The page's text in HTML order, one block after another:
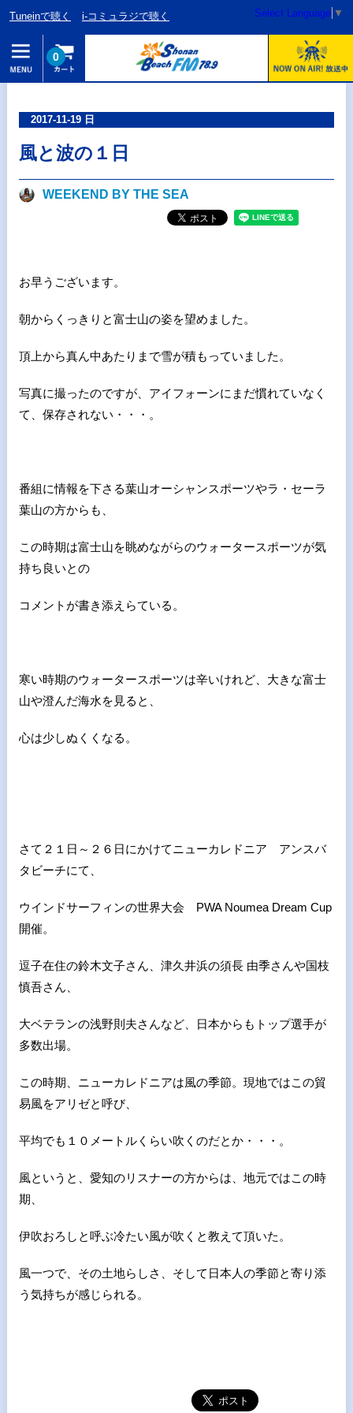
Tuneinで聴く i-コミュラジで聴く Select Language ▼
0
2017-11-19 日
風と波の１日
WEEKEND BY THE SEA
お早うございます。
朝からくっきりと富士山の姿を望めました。
頂上から真ん中あたりまで雪が積もっていました。
写真に撮ったのですが、アイフォーンにまだ慣れていなく
て、保存されない・・・。
番組に情報を下さる葉山オーシャンスポーツやラ・セーラ
葉山の方からも、
この時期は富士山を眺めながらのウォータースポーツが気
持ち良いとの
コメントが書き添えらている。
寒い時期のウォータースポーツは辛いけれど、大きな富士
山や澄んだ海水を見ると、
心は少しぬくくなる。
さて２１日～２６日にかけてニューカレドニア アンスバ
タビーチにて、
ウインドサーフィンの世界大会 PWA Noumea Dream Cup
開催。
逗子在住の鈴木文子さん、津久井浜の須長 由季さんや国枝
慎吾さん、
大ベテランの浅野則夫さんなど、
日本からもトップ選手が
多数出場。
この時期、ニューカレドニアは風の季節。現地ではこの貿
易風をアリゼと呼び、
平均でも１０メートルくらい吹くのだとか・・・。
風というと、愛知のリスナーの方からは、地元ではこの時
期、
伊吹おろしと呼ぶ冷たい風が吹くと教えて頂いた。
風一つで、その土地らしさ、そして日本人の季節と寄り添
う気持ちが感じられる。